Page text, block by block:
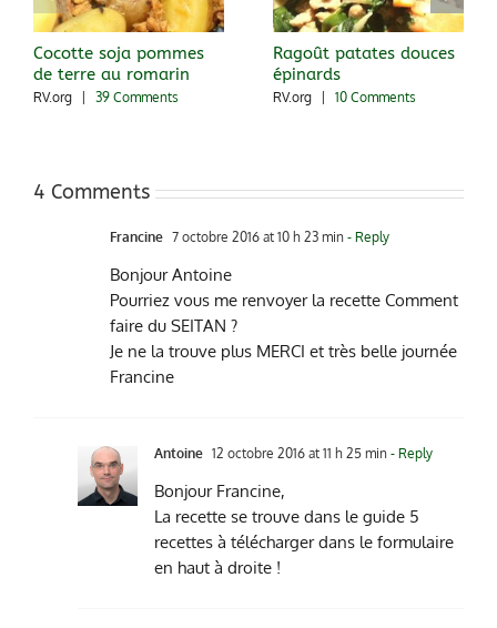
Cocotte soja pommes
de terre au romarin
RV.org 39 Comments
Ragoût patates douces
épinards
RV.org 10 Comments
4 Comments
Francine 7 octobre 2016 at 10 h 23 min - Reply
Bonjour Antoine
Pourriez vous me renvoyer la recette Comment
faire du SEITAN ?
Je ne la trouve plus MERCI et très belle journée
Francine
Antoine 12 octobre 2016 at 11 h 25 min - Reply
Bonjour Francine,
La recette se trouve dans le guide 5
recettes à télécharger dans le formulaire
en haut à droite !